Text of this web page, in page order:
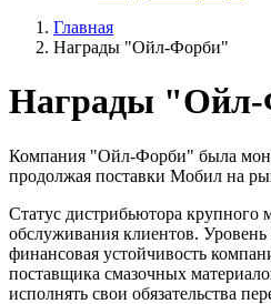
Главная
Награды "Ойл-Форби"
Награды
Компания "Ойл-Форби" была
продолжая поставки Мобил на
Статус дистрибьютора крупного
обслуживания клиентов.
финансовая устойчивость
поставщика смазочных
исполнять свои обязательства